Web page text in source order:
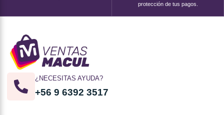
protección de tus pagos.
¿NECESITAS AYUDA?
+56 9 6392 3517